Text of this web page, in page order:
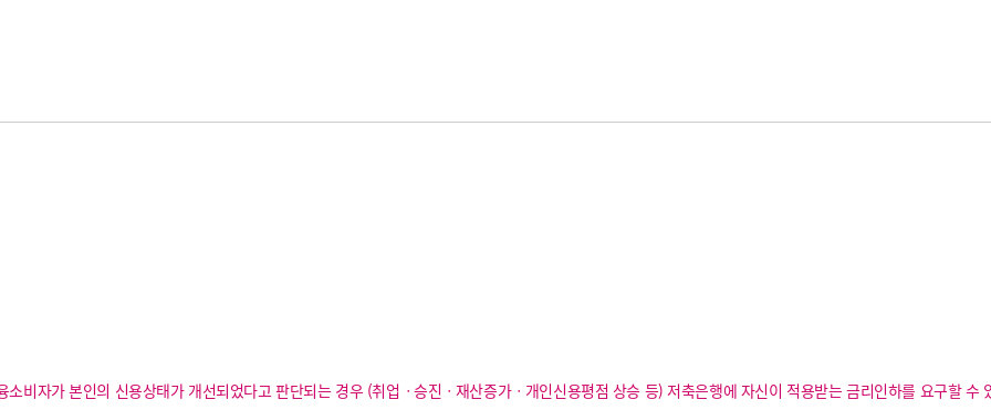
소비자가 본인의 신용상태가 개선되었다고 판단되는 경우 (취업ㆍ승진ㆍ재산증가ㆍ개인신용평점 상승 등) 저축은행에 자신이 적용받는 금리인하를 요구할 수